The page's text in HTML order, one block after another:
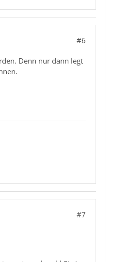
#6
Denn nur dann legt
#7